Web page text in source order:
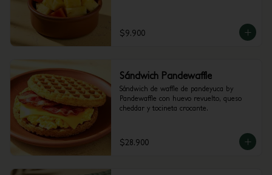
$9.900
Sándwich Pandewaffle
Sándwich de waffle de pandeyuca by
Pandewaffle con huevo revuelto, queso
cheddar y tocineta crocante.
$28.900